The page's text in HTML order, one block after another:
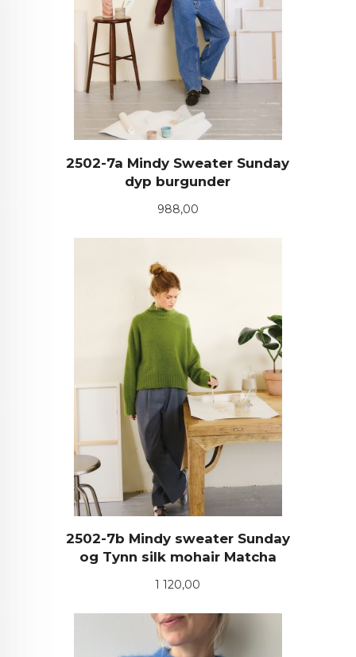
2502-7a Mindy Sweater Sunday
dyp burgunder
Pris
988,00
2502-7b Mindy sweater Sunday
og Tynn silk mohair Matcha
Pris
1 120,00